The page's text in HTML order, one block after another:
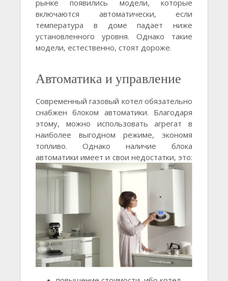
рынке появились модели, которые
включаются автоматически, если
температура в доме падает ниже
установленного уровня. Однако такие
модели, естественно, стоят дороже.
Автоматика и управление
Современный газовый котел обязательно
снабжен блоком автоматики. Благодаря
этому, можно использовать агрегат в
наиболее выгодном режиме, экономя
топливо. Однако наличие блока
автоматики имеет и свои недостатки, это: